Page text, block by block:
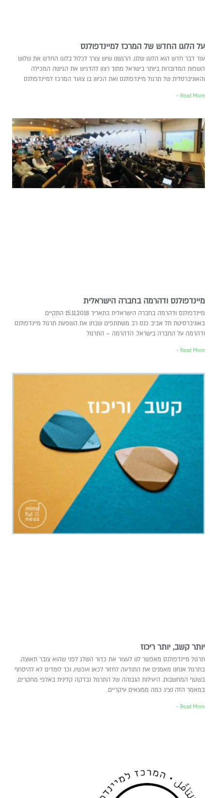
על הלוגו החדש של המרכז למיינדפולנס
עוד דבר חדש הוא הלוגו שלנו. הרגשנו שיש צורך לכלול בלוגו החדש את שלוש
השפות המדוברות ביותר בישראל מתוך רצון להדגיש את הגישה המכילה
והאוניברסלית של תרגול מיינדפולנס ואת הכיוון בו צועד המרכז למיינדפולנס
Read More »
מיינדפולנס ודהרמה בחברה הישראלית
מיינדפולנס ודהרמה בחברה הישראלית בתאריך 15.11.2018 התקיים
באוניברסיטת תל אביב כנס רב משתתפים שבחן את השפעת תרגול מיינדפולנס
ודהרמה על החברה בישראל. הדהרמה – התרגול
Read More »
יותר קשב, יותר ריכוז
תרגול מיינדפולנס מאפשר לנו לעצור את כדור השלג לפני שהוא צובר תאוצה.
בתרגול אנחנו מאמנים את התודעה לחזור לכאן ועכשיו, וכך לומדים לא להיסחף
בשטף המחשבות. היעילות הגבוהה של התרגול נבדקה קלינית באלפי מחקרים,
במאמר הזה נציג כמה ממצאים עיקריים.
Read More »